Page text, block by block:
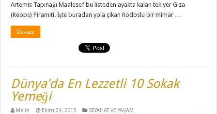
Artemis Tapınağı Maalesef bu listeden ayakta kalan tek yer Giza
(Keops) Piramiti. İşte buradan yola çıkan Rodoslu bir mimar …
Devamı
Dünya’da En Lezzetli 10 Sokak
Yemeği
Melih Ekim 24, 2015 SEYAHAT VE YAŞAM